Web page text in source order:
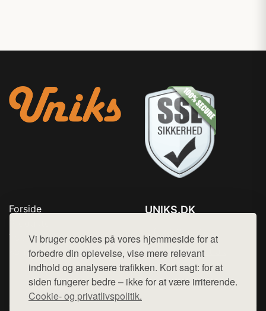
Vi bruger cookies på vores hjemmeside for at
forbedre din oplevelse, vise mere relevant
indhold og analysere trafikken. Kort sagt: for at
siden fungerer bedre – ikke for at være irriterende.
Cookie- og privatlivspolitik.
Forside
Top Rabatter
Kontakt
UNIKS.DK
Mail: hej@want.dk
Cookie- og privatlivspolitik